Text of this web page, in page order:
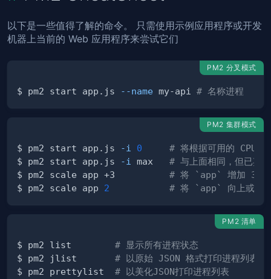
以下是一些值得了解的命令。 只需使用示例应用程序或开发
机器上当前的 Web 应用程序来尝试它们
PM2 分叉模式
$ pm2 start app.js --name my-api # 名称进程
PM2 集群模式
$ pm2 start app.js -i 0
# 将根据可用的 CPU
$ pm2 start app.js
-i max # 与上面相同，但已弃
$ pm2 scale app +3 # 将 `app` 增加 3 名
$ pm2 scale app 2 # 将 `app` 向上或向
PM2 清单
$ pm2 list # 显示所有进程状态
$ pm2 jlist # 以原始 JSON 格式打印进程列表
$ pm2 prettylist # 以美化JSON打印进程列表